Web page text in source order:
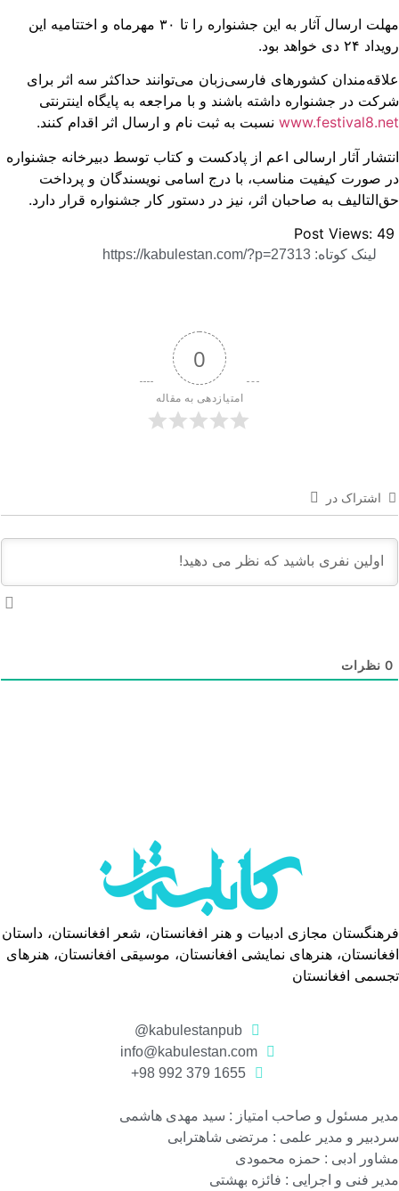
مهلت ارسال آثار به این جشنواره را تا ۳۰ مهرماه و اختتامیه این
۲۴ دی خواهد بود.
کشورهای فارسی‌زبان می‌توانند حداکثر سه اثر برای
در جشنواره داشته باشند و با مراجعه به پایگاه اینترنتی
نسبت به ثبت نام و ارسال اثر اقدام کنند.
آثار ارسالی اعم از پادکست و کتاب توسط دبیرخانه جشنواره
صورت کیفیت مناسب، با درج اسامی نویسندگان و پرداخت
به صاحبان اثر، نیز در دستور کار جشنواره قرار دارد.
Post Views:
لینک کوتاه: https://kabulestan.com/?p=27313
0
امتیازدهی به مقاله
اشتراک در
نظرات
مجازی ادبیات و هنر افغانستان، شعر افغانستان، داستان
هنرهای نمایشی افغانستان، موسیقی افغانستان، هنرهای
افغانستان
kabulestanpub@
info@kabulestan.com
1655 379 992 98+
مسئول و صاحب امتیاز : سید مهدی هاشمی
و مدیر علمی : مرتضی شاهترابی
ادبی : حمزه محمودی
فنی و اجرایی : فائزه بهشتی